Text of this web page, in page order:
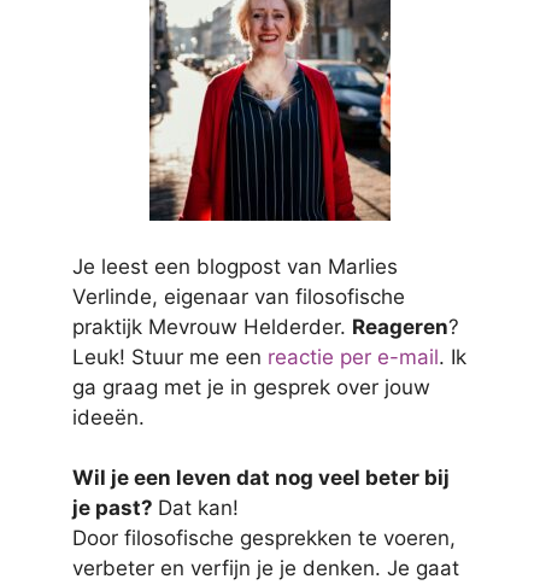
Je leest een blogpost van Marlies
Verlinde, eigenaar van filosofische
praktijk Mevrouw Helderder. Reageren?
Leuk! Stuur me een reactie per e-mail. Ik
ga graag met je in gesprek over jouw
ideeën.
Wil je een leven dat nog veel beter bij
je past? Dat kan!
Door filosofische gesprekken te voeren,
verbeter en verfijn je je denken. Je gaat